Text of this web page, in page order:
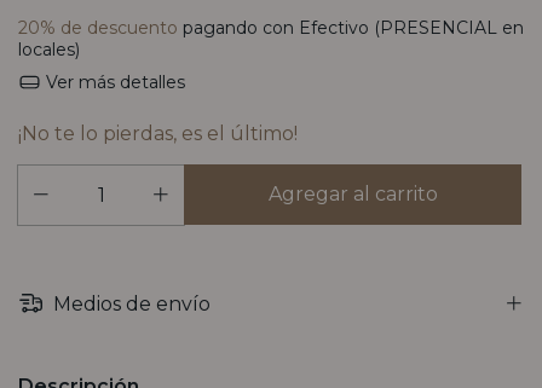
20% de descuento pagando con Efectivo (PRESENCIAL en
locales)
Ver más detalles
¡No te lo pierdas, es el último!
Medios de envío